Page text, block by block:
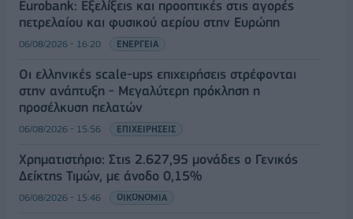
Eurobank: Εξελίξεις και προοπτικές στις αγορές
πετρελαίου και φυσικού αερίου στην Ευρώπη
06/08/2026 - 16:20 ΕΝΕΡΓΕΙΑ
Οι ελληνικές scale-ups επιχειρήσεις στρέφονται
στην ανάπτυξη - Μεγαλύτερη πρόκληση η
προσέλκυση πελατών
06/08/2026 - 15:56 ΕΠΙΧΕΙΡΗΣΕΙΣ
Χρηματιστήριο: Στις 2.627,95 μονάδες ο Γενικός
Δείκτης Τιμών, με άνοδο 0,15%
06/08/2026 - 15:46 ΟΙΚΟΝΟΜΙΑ